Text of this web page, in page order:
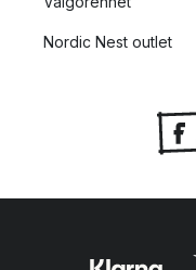
Nordic Nest outlet